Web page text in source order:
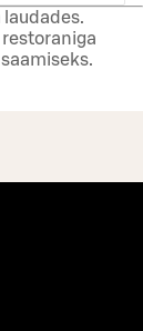
laudades.
restoraniga